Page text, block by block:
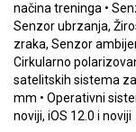
načina treninga •
Senzor ubrzanja,
zraka, Senzor
Cirkularno
satelitskih sistema
mm • Operativni
noviji, iOS 12.0 i noviji